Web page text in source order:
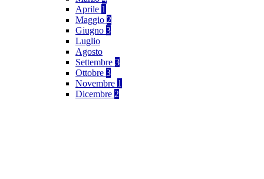
Aprile 1
Maggio 2
Giugno 3
Luglio
Agosto
Settembre 3
Ottobre 3
Novembre 1
Dicembre 2